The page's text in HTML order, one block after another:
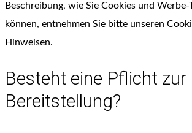
Beschreibung, wie Sie Cookies und Werbe-
können, entnehmen Sie bitte unseren
Hinweisen.
Besteht eine Pflicht zur
Bereitstellung?